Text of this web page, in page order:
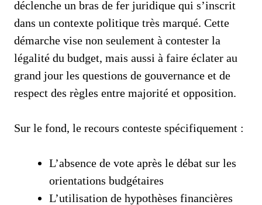
déclenche un bras de fer juridique qui s’inscrit
dans un contexte politique très marqué. Cette
démarche vise non seulement à contester la
légalité du budget, mais aussi à faire éclater au
grand jour les questions de gouvernance et de
respect des règles entre majorité et opposition.
Sur le fond, le recours conteste spécifiquement :
L’absence de vote après le débat sur les
orientations budgétaires
L’utilisation de hypothèses financières